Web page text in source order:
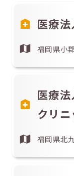
医療
福岡県小
医療
クリニ
福岡県北